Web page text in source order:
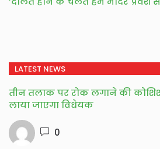
LATEST NEWS
तीन तलाक पर रोक लगाने की
लाया जाएगा विधेयक
0